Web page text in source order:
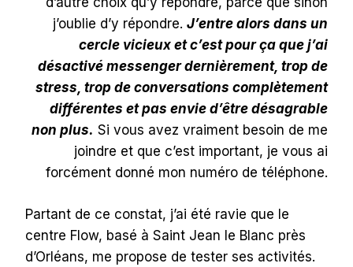
j’oublie d’y répondre. J’entre alors dans un
cercle vicieux et c’est pour ça que j’ai
désactivé messenger dernièrement, trop de
stress, trop de conversations complètement
différentes et pas envie d’être désagrable
non plus. Si vous avez vraiment besoin de me
joindre et que c’est important, je vous ai
forcément donné mon numéro de téléphone.
Partant de ce constat, j’ai été ravie que le
centre Flow, basé à Saint Jean le Blanc près
d’Orléans, me propose de tester ses activités.